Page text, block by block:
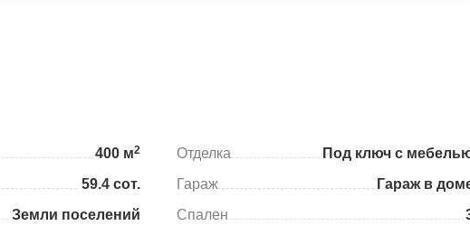
400 м2
59.4 сот.
Земли поселений
Отделка
Под ключ с
Гараж
Гараж в
Спален